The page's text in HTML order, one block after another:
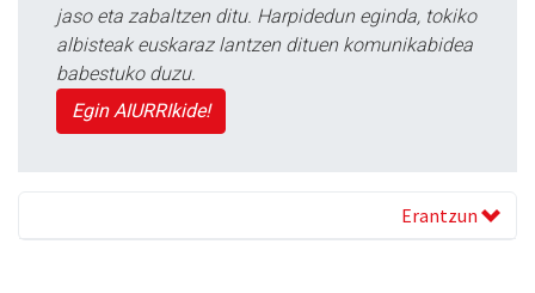
jaso eta zabaltzen ditu. Harpidedun eginda, tokiko
albisteak euskaraz lantzen dituen komunikabidea
babestuko duzu.
Egin AIURRIkide!
Erantzun